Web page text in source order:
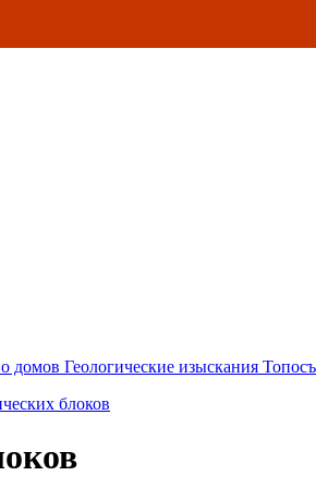
домов Геологические изыскания
блоков